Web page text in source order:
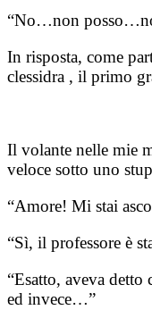
“No…non
In risposta, come
clessidra , il primo
Il volante nelle mie
veloce sotto uno
“Amore! Mi stai
“Sì, il professore è
“Esatto, aveva
ed invece…”